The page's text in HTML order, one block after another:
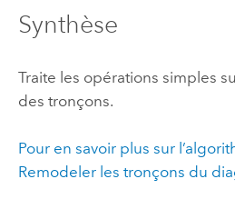
Synthèse
Traite les opérations simples
des tronçons.
Pour en savoir plus sur
Remodeler les tronçons du